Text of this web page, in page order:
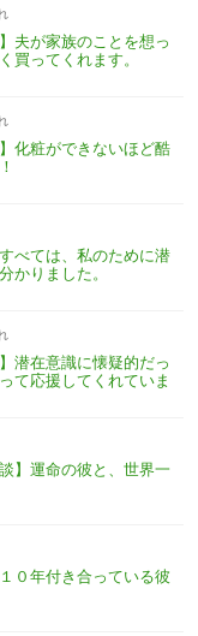
夫が家族のことを想っ
買ってくれます。
化粧ができないほど酷
べては、私のために潜
かりました。
潜在意識に懐疑的だっ
て応援してくれていま
】運命の彼と、世界一
０年付き合っている彼